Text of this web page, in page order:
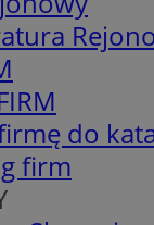
do
firm